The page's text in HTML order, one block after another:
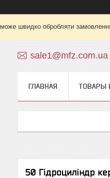
швидко обробляти
sale1@mfz.com.ua
ГЛАВНАЯ ТОВАРЫ
50 Гідроциліндр